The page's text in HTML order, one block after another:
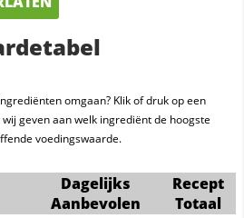
omgaan? Klik of druk op een
geven aan welk ingrediënt de hoogste
voedingswaarde.
Dagelijks
Aanbevolen
Recept
Totaal